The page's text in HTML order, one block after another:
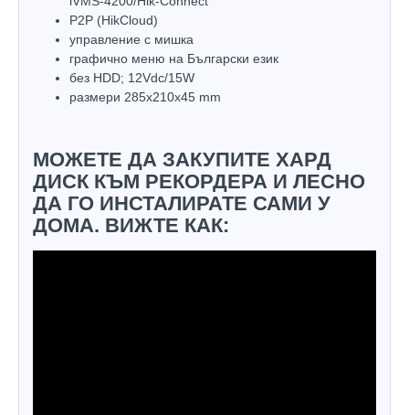
P2P (HikCloud)
управлeние с мишка
графично меню на Български език
без HDD; 12Vdc/15W
размери 285х210х45 mm
МОЖЕТЕ ДА ЗАКУПИТЕ ХАРД
ДИСК КЪМ РЕКОРДЕРА И ЛЕСНО
ДА ГО ИНСТАЛИРАТЕ САМИ У
ДОМА. ВИЖТЕ КАК: